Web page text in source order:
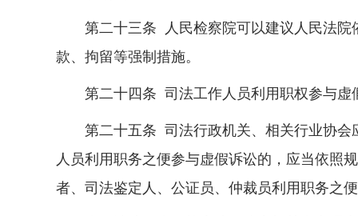
第二十三条 人民检察院可以建议人民法院
款、拘留等强制措施。
第二十四条 司法工作人员利用职权参与虚
第二十五条 司法行政机关、相关行业协会
人员利用职务之便参与虚假诉讼的，应当依照
者、司法鉴定人、公证员、仲裁员利用职务之